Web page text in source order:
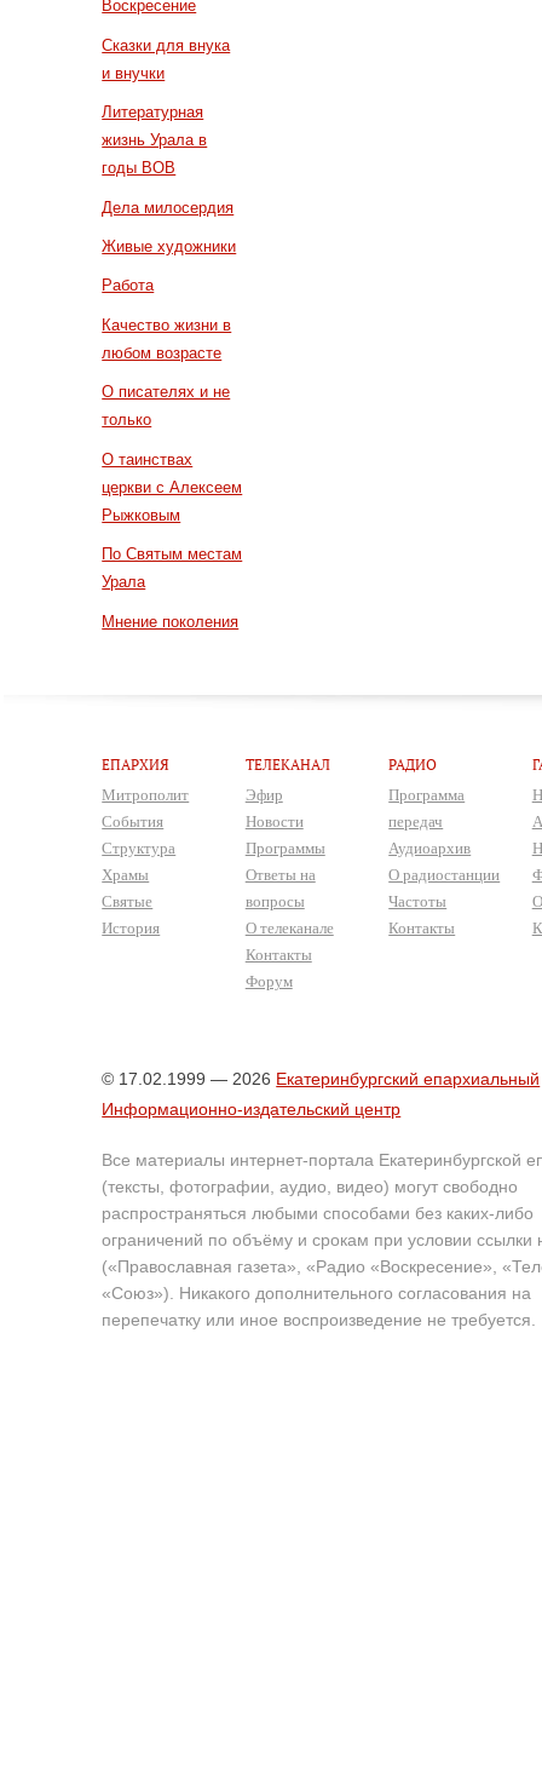
Воскресение
Сказки для внука
и внучки
Литературная
жизнь Урала в
годы ВОВ
Дела милосердия
Живые художники
Работа
Качество жизни в
любом возрасте
О писателях и не
только
О таинствах
церкви с Алексеем
Рыжковым
По Святым местам
Урала
Мнение поколения
ЕПАРХИЯ
Митрополит
События
Структура
Храмы
Святые
История
ТЕЛЕКАНАЛ
Эфир
Новости
Программы
Ответы на
вопросы
О телеканале
Контакты
Форум
РАДИО
Программа
передач
Аудиоархив
О радиостанции
Частоты
Контакты
© 17.02.1999 — 2026 Екатеринбургский епархиальный
Информационно-издательский центр
Все материалы интернет-портала Екатеринбургской
(тексты, фотографии, аудио, видео) могут свободно
распространяться любыми способами без каких-либо
ограничений по объёму и срокам при условии ссылки
(«Православная газета», «Радио «Воскресение»,
«Союз»). Никакого дополнительного согласования на
перепечатку или иное воспроизведение не требуется.